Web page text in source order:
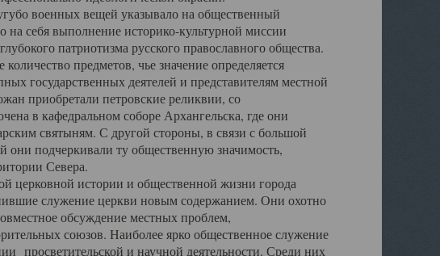
военных вещей указывало на общественный
на себя выполнение историко-культурной миссии
патриотизма русского православного общества.
предметов, чье значение определяется
государственных деятелей и представителям местной
приобретали петровские реликвии, со
в кафедральном соборе Архангельска, где они
святыням. С другой стороны, в связи с большой
они подчеркивали ту общественную значимость,
Севера.
истории и общественной жизни города
служение церкви новым содержанием. Они охотно
обсуждение местных проблем,
союзов. Наиболее ярко общественное служение
просветительской и научной деятельности. Среди них